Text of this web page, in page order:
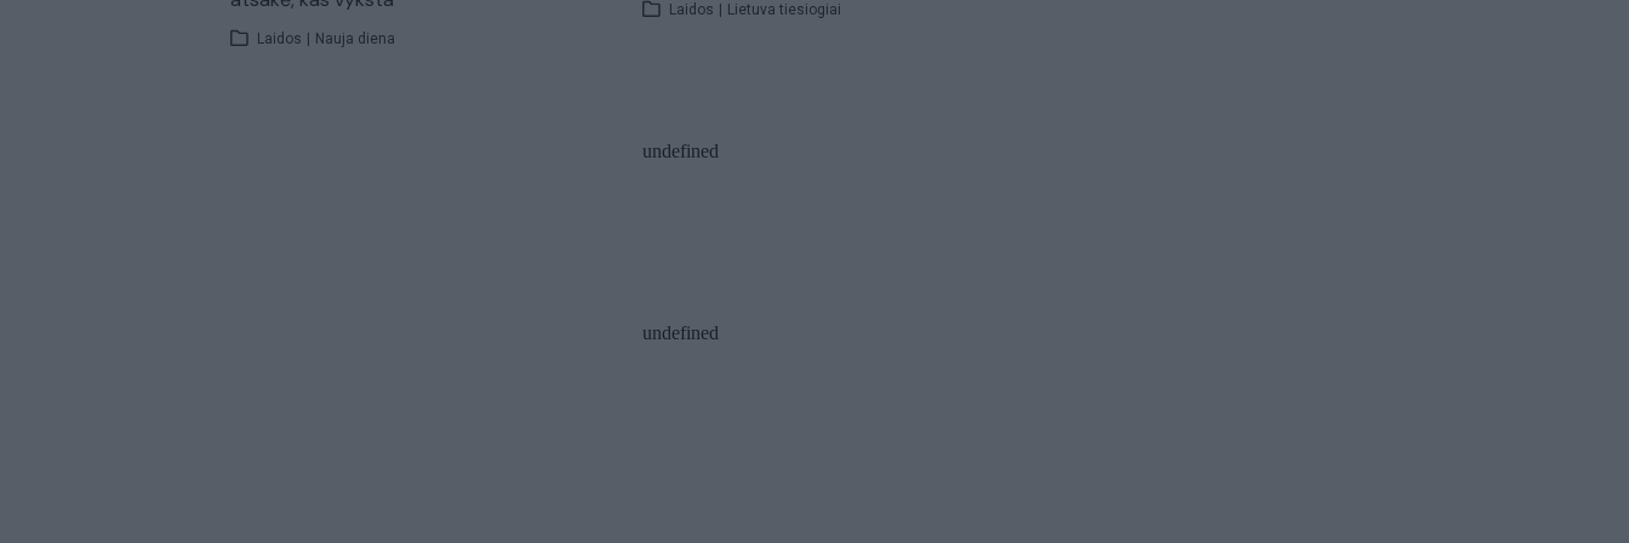
Laidos | Nauja diena
Laidos | Lietuva tiesiogiai